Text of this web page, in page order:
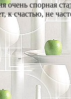
спорная
к счастью, не